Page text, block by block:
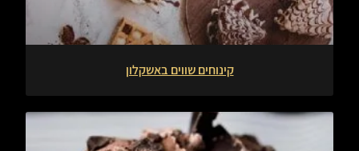
קינוחים שווים באשקלון